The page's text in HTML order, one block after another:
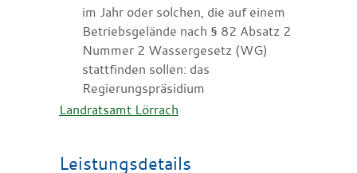
im Jahr oder solchen, die auf einem
Betriebsgelände nach § 82 Absatz 2
Nummer 2 Wassergesetz (WG)
stattfinden sollen: das
Regierungspräsidium
Landratsamt Lörrach
Leistungsdetails